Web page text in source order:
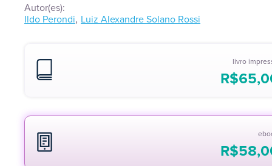
Autor(es):
Ildo Perondi, Luiz Alexandre Solano Rossi
livro
R$
R$